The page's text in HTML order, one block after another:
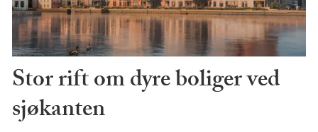
Stor rift om dyre boliger ved
sjøkanten